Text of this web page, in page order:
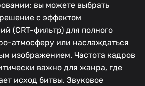
вы можете выбрать
с эффектом
(CRT-фильтр) для полного
атмосферу или наслаждаться
изображением. Частота кадров
важно для жанра, где
исход битвы. Звуковое